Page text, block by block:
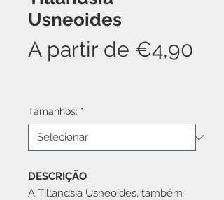
Usneoides
A partir de €4,90
promocional
Tamanhos: *
DESCRIÇÃO
A Tillandsia Usneoides, também